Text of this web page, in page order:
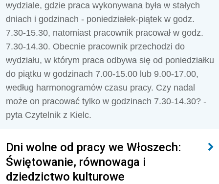
wydziale, gdzie praca wykonywana była w stałych
dniach i godzinach - poniedziałek-piątek w godz.
7.30-15.30, natomiast pracownik pracował w godz.
7.30-14.30. Obecnie pracownik przechodzi do
wydziału, w którym praca odbywa się od poniedziałku
do piątku w godzinach 7.00-15.00 lub 9.00-17.00,
według harmonogramów czasu pracy. Czy nadal
może on pracować tylko w godzinach 7.30-14.30? -
pyta Czytelnik z Kielc.
Dni wolne od pracy we Włoszech:
Świętowanie, równowaga i
dziedzictwo kulturowe